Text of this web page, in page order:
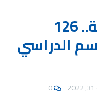
المدارس الجماعاتية.. 126
الدراسي
0